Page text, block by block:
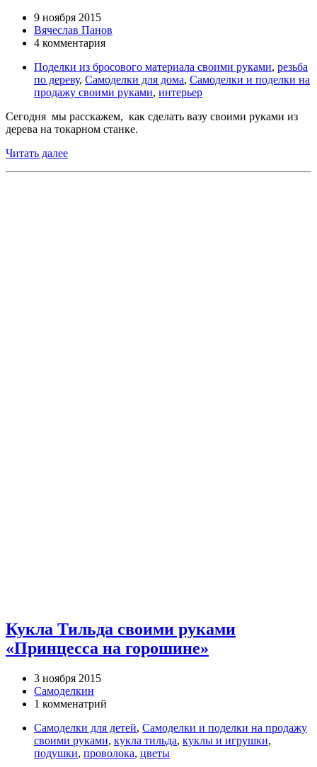
9 ноября 2015
Вячеслав Панов
4 комментария
Поделки из бросового материала своими руками, резьба
по дереву, Самоделки для дома, Самоделки и поделки на
продажу своими руками, интерьер
Сегодня мы расскажем, как сделать вазу своими руками из
дерева на токарном станке.
Читать далее
Кукла Тильда своими руками
«Принцесса на горошине»
3 ноября 2015
Самоделкин
1 комменатрий
Самоделки для детей, Самоделки и поделки на продажу
своими руками, кукла тильда, куклы и игрушки,
подушки, проволока, цветы